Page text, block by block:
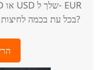
בכל עת בכמה לחיצות וחלק מהנמוכים בעולם עמלות?